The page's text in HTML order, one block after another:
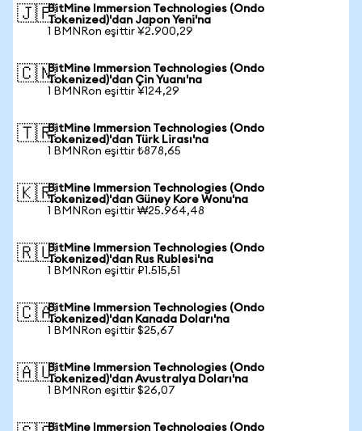
🇯🇵BitMine Immersion Technologies (Ondo
Tokenized)'dan Japon Yeni'na
1 BMNRon eşittir ¥2.900,29
🇨🇳BitMine Immersion Technologies (Ondo
Tokenized)'dan Çin Yuanı'na
1 BMNRon eşittir ¥124,29
🇹🇷BitMine Immersion Technologies (Ondo
Tokenized)'dan Türk Lirası'na
1 BMNRon eşittir ₺878,65
🇰🇷BitMine Immersion Technologies (Ondo
Tokenized)'dan Güney Kore Wonu'na
1 BMNRon eşittir ₩25.964,48
🇷🇺BitMine Immersion Technologies (Ondo
Tokenized)'dan Rus Rublesi'na
1 BMNRon eşittir ₽1.515,51
🇨🇦BitMine Immersion Technologies (Ondo
Tokenized)'dan Kanada Doları'na
1 BMNRon eşittir $25,67
🇦🇺BitMine Immersion Technologies (Ondo
Tokenized)'dan Avustralya Doları'na
1 BMNRon eşittir $26,07
BitMine Immersion Technologies (Ondo